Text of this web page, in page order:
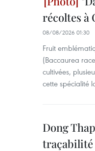
récoltes à
08/08/2026 01:30
Fruit
(Baccaurea
cultivées,
cette spécialité
Dong
traçabilité